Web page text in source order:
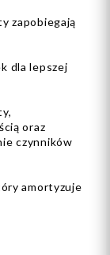
zapobiegają
dla lepszej
oraz
czynników
amortyzuje